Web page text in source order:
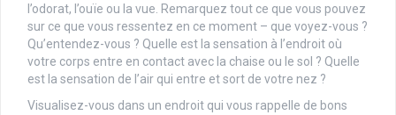
l’odorat, l’ouïe ou la vue. Remarquez tout ce que vous pouvez
sur ce que vous ressentez en ce moment – que voyez-vous ?
Qu’entendez-vous ? Quelle est la sensation à l’endroit où
votre corps entre en contact avec la chaise ou le sol ? Quelle
est la sensation de l’air qui entre et sort de votre nez ?
Visualisez-vous dans un endroit qui vous rappelle de bons